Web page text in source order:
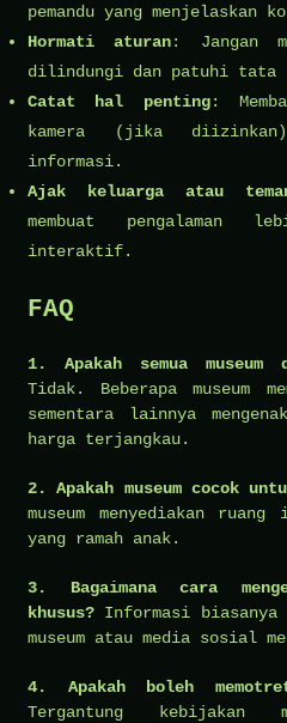
pemandu yang
Hormati aturan: Jangan
dilindungi dan patuhi
Catat hal penting:
kamera (jika diizinkan)
informasi.
Ajak keluarga atau
membuat pengalaman
interaktif.
FAQ
1. Apakah semua
Tidak. Beberapa museum
sementara lainnya
harga terjangkau.
2. Apakah museum cocok
museum menyediakan
yang ramah anak.
3. Bagaimana cara
khusus? Informasi
museum atau media sosial
4. Apakah boleh
Tergantung kebijakan